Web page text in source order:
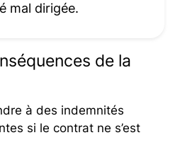
mal dirigée.
de la
à des indemnités
si le contrat ne s’est